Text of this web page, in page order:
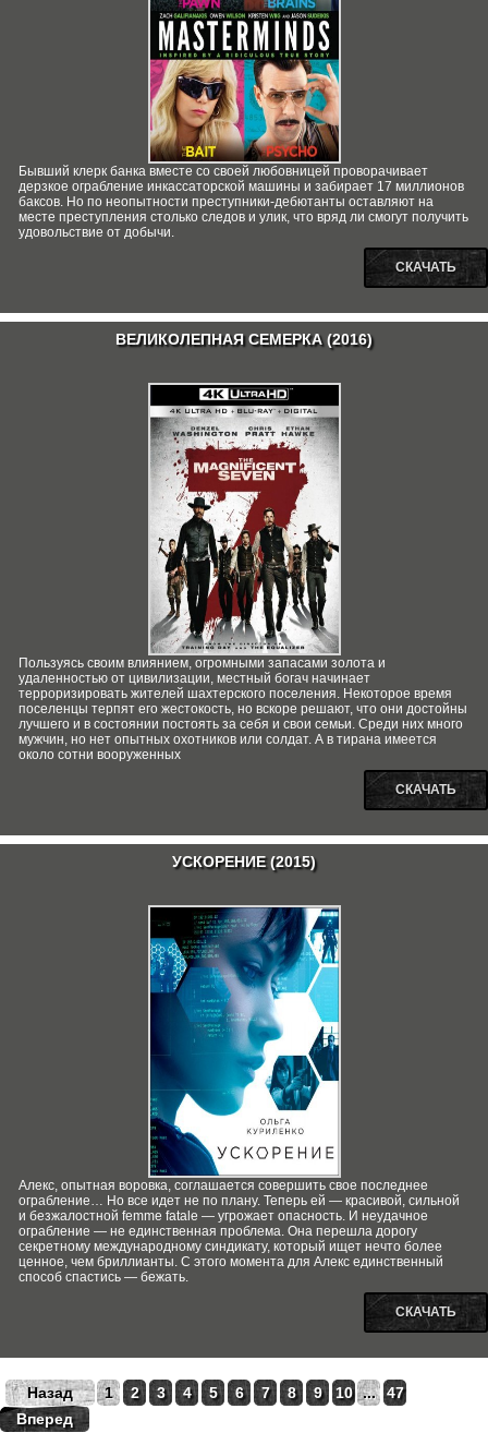
Бывший клерк банка вместе со своей любовницей проворачивает
дерзкое ограбление инкассаторской машины и забирает 17 миллионов
баксов. Но по неопытности преступники-дебютанты оставляют на
месте преступления столько следов и улик, что вряд ли смогут получить
удовольствие от добычи.
СКАЧАТЬ
ВЕЛИКОЛЕПНАЯ СЕМЕРКА (2016)
Пользуясь своим влиянием, огромными запасами золота и
удаленностью от цивилизации, местный богач начинает
терроризировать жителей шахтерского поселения. Некоторое время
поселенцы терпят его жестокость, но вскоре решают, что они достойны
лучшего и в состоянии постоять за себя и свои семьи. Среди них много
мужчин, но нет опытных охотников или солдат. А в тирана имеется
около сотни вооруженных
СКАЧАТЬ
УСКОРЕНИЕ (2015)
Алекс, опытная воровка, соглашается совершить свое последнее
ограбление… Но все идет не по плану. Теперь ей — красивой, сильной
и безжалостной femme fatale — угрожает опасность. И неудачное
ограбление — не единственная проблема. Она перешла дорогу
секретному международному синдикату, который ищет нечто более
ценное, чем бриллианты. С этого момента для Алекс единственный
способ спастись — бежать.
СКАЧАТЬ
Назад 1 2 3 4 5 6 7 8 9 10 ...
47
Вперед